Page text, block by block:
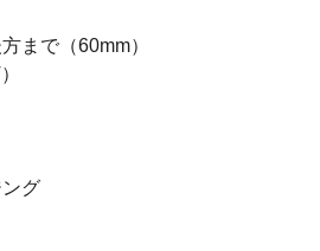
まで（60mm）
グ